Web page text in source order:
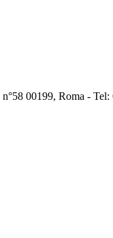
00199, Roma -